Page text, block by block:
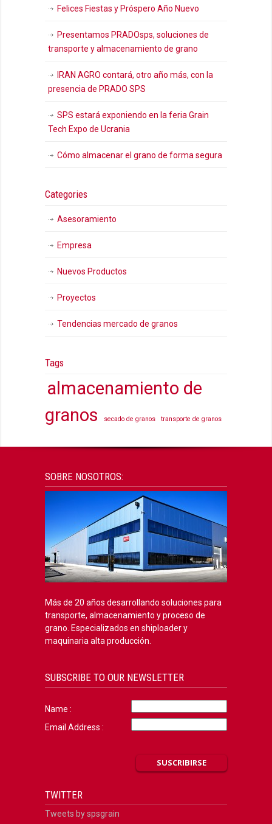
Felices Fiestas y Próspero Año Nuevo
Presentamos PRADOsps, soluciones de
transporte y almacenamiento de grano
IRAN AGRO contará, otro año más, con la
presencia de PRADO SPS
SPS estará exponiendo en la feria Grain
Tech Expo de Ucrania
Cómo almacenar el grano de forma segura
Categories
Asesoramiento
Empresa
Nuevos Productos
Proyectos
Tendencias mercado de granos
Tags
almacenamiento de
granos
secado de granos transporte de granos
SOBRE NOSOTROS:
Más de 20 años desarrollando soluciones para
transporte, almacenamiento y proceso de
grano. Especializados en shiploader y
maquinaria alta producción.
SUBSCRIBE TO OUR NEWSLETTER
Name :
Email Address :
TWITTER
Tweets by spsgrain